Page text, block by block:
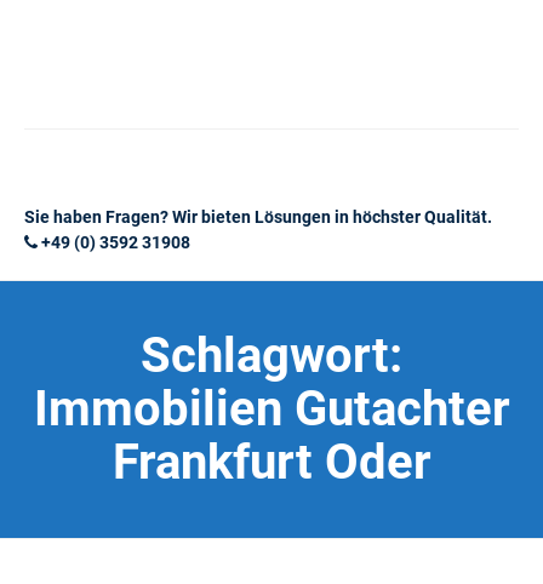
Sie haben Fragen? Wir bieten Lösungen in höchster Qualität.
+49 (0) 3592 31908
Schlagwort:
Immobilien Gutachter
Frankfurt Oder